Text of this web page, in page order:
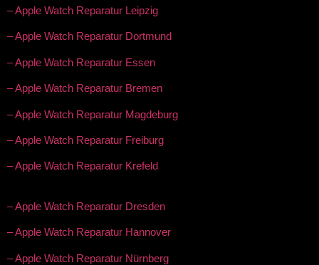
– Apple Watch Reparatur Leipzig
– Apple Watch Reparatur Dortmund
– Apple Watch Reparatur Essen
– Apple Watch Reparatur Bremen
– Apple Watch Reparatur Magdeburg
– Apple Watch Reparatur Freiburg
– Apple Watch Reparatur Krefeld
– Apple Watch Reparatur Dresden
– Apple Watch Reparatur Hannover
– Apple Watch Reparatur Nürnberg